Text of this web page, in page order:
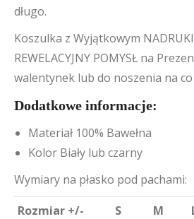
długo.
Koszulka z Wyjątkowym
REWELACYJNY POMYSŁ na
walentynek lub do noszenia na co
Dodatkowe informacje:
Materiał 100% Bawełna
Kolor Biały lub czarny
Wymiary na płasko pod pachami:
Rozmiar +/-
S M